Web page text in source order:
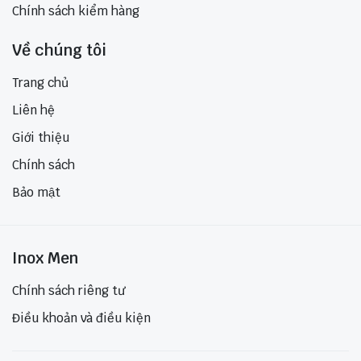
Chính sách kiểm hàng
Về chúng tôi
Trang chủ
Liên hệ
Giới thiệu
Chính sách
Bảo mật
Inox Men
Chính sách riêng tư
Điều khoản và điều kiện